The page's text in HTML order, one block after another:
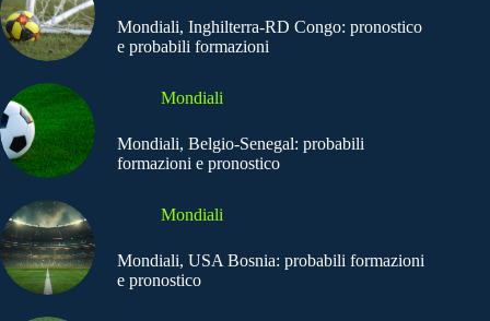
Mondiali, Inghilterra-RD Congo: pronostico
e probabili formazioni
Mondiali
Mondiali, Belgio-Senegal: probabili
formazioni e pronostico
Mondiali
Mondiali, USA Bosnia: probabili formazioni
e pronostico